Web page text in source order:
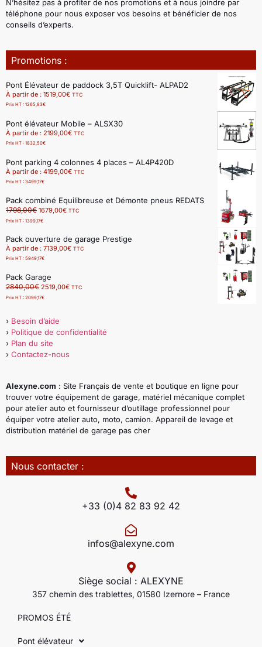
N’hésitez pas à profiter de nos promotions et à nous joindre par
téléphone pour nous exposer vos besoins et bénéficier de nos
conseils d’experts.
Promotions :
Pont Élévateur de paddock 3,5T Quicklift- ALPAD2
À partir de : 1519,00€ TTC
Prix HT : 1265,83€
Pont élévateur Mobile – ALSX30
À partir de : 2199,00€ TTC
Prix HT : 1832,50€
Pont parking 4 colonnes 4 places – AL4P420D
À partir de : 4199,00€ TTC
Prix HT : 3499,17€
Pack combiné Equilibreuse et Démonte pneus REDATS
1798,00€ 1679,00€ TTC
Prix HT : 1399,17€
Pack ouverture de garage Prestige
À partir de : 7139,00€ TTC
Prix HT : 5949,17€
Pack Garage
2840,00€ 2519,00€ TTC
Prix HT : 2099,17€
› Besoin d’aide
› Politique de confidentialité
› Plan du site
› Contactez-nous
Alexyne.com : Site Français de vente et boutique en ligne pour
trouver votre équipement de garage, matériel mécanique complet
pour atelier auto et fournisseur d’outillage professionnel pour
équiper votre atelier auto, moto, camion. Appareil de levage et
distribution matériel de garage pas cher
Nous contacter :
+33 (0)4 82 83 92 42
infos@alexyne.com
Siège social : ALEXYNE
357 chemin des trablettes, 01580 Izernore – France
PROMOS ÉTÉ
Pont élévateur